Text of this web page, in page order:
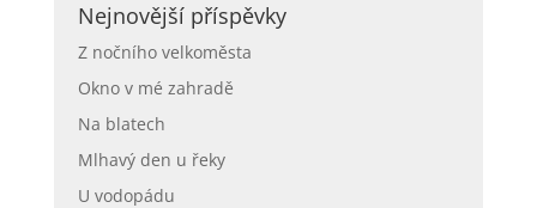
Nejnovější příspěvky
Z nočního velkoměsta
Okno v mé zahradě
Na blatech
Mlhavý den u řeky
U vodopádu